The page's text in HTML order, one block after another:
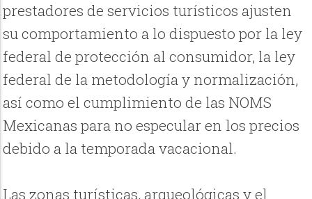
prestadores de servicios turísticos ajusten
su comportamiento a lo dispuesto por la ley
federal de protección al consumidor, la ley
federal de la metodología y normalización,
así como el cumplimiento de las NOMS
Mexicanas para no especular en los precios
debido a la temporada vacacional.
Las zonas turísticas, arqueológicas y el